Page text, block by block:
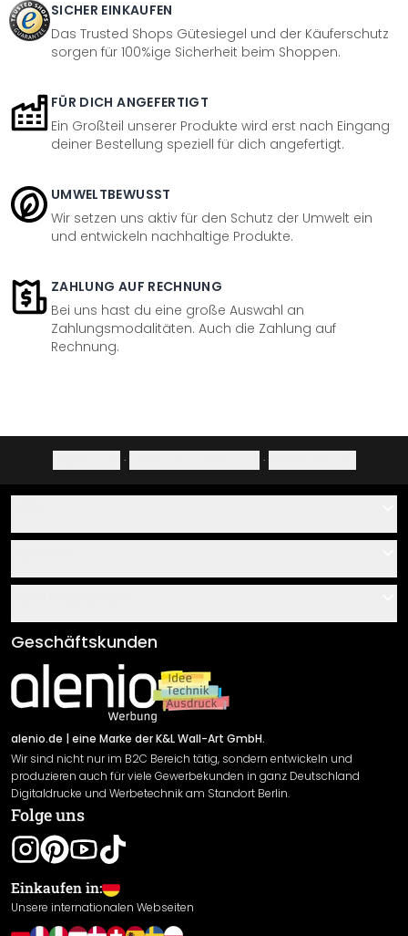
SICHER EINKAUFEN
Das Trusted Shops Gütesiegel und der Käuferschutz
sorgen für 100%ige Sicherheit beim Shoppen.
FÜR DICH ANGEFERTIGT
Ein Großteil unserer Produkte wird erst nach Eingang
deiner Bestellung speziell für dich angefertigt.
UMWELTBEWUSST
Wir setzen uns aktiv für den Schutz der Umwelt ein
und entwickeln nachhaltige Produkte.
ZAHLUNG AUF RECHNUNG
Bei uns hast du eine große Auswahl an
Zahlungsmodalitäten. Auch die Zahlung auf
Rechnung.
· ·
Über uns
Klebe- und Montageanleitungen
Newsletter An-/Abmeldung
Sendungsverfolgung
AGB
Impressum
Versand & Zahlung
Rücksendung
Widerrufsrecht
Datenschutzerklärung
Gewährleistung
Leistungserklärung / CE-Zeichen
Cookie Einstellungen
Geschäftskunden
alenio.de | eine Marke der K&L Wall-Art GmbH.
Wir sind nicht nur im B2C Bereich tätig, sondern entwickeln und
produzieren auch für viele Gewerbekunden in ganz Deutschland
Digitaldrucke und Werbetechnik am Standort Berlin.
Folge uns
Einkaufen in:
Unsere internationalen Webseiten